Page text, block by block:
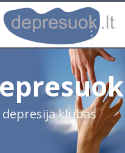
depresija klubas